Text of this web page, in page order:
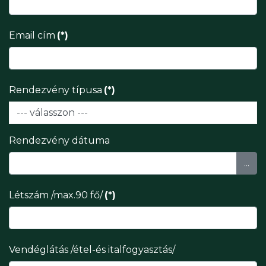
Email cím (*)
Rendezvény típusa (*)
Rendezvény dátuma
...
Létszám /max.90 fő/ (*)
Vendéglátás /étel-és italfogyasztás/